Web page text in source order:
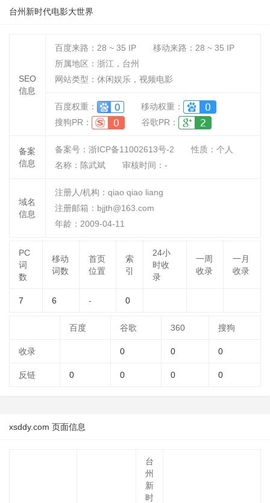
台州新时代电影大世界
SEO
信息
百度来路： 28 ~ 35 IP 移动来路： 28 ~ 35 IP
所属地区：浙江，台州
网站类型：休闲娱乐，视频电影
百度权重：
移动权重：
搜狗PR：
谷歌PR：
备案
信息
备案号：浙ICP备11002613号-2 性质： 个人
名称： 陈武斌 审核时间： -
域名
信息
注册人/机构：qiao qiao liang
注册邮箱：bjjth@163.com
年龄：2009-04-11
PC
词
数
移动
词数
首页
位置
索
引
24小
时收
录
一周
收录
一月
收录
7 6 - 0
百度 谷歌 360 搜狗
收录 0 0 0
反链 0 0 0 0
xsddy.com 页面信息
台
州
新
时